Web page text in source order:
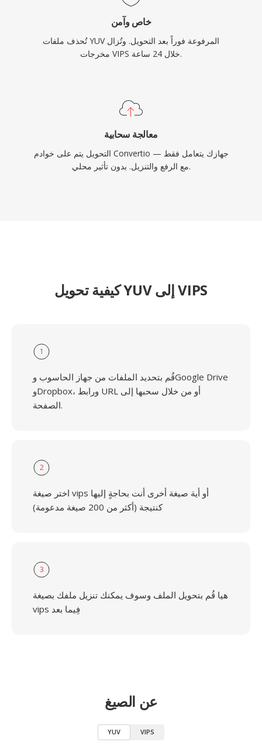
خاص وآمن
تُحذف ملفات YUV المرفوعة فوراً بعد التحويل. وتُزال
مخرجات VIPS خلال 24 ساعة.
معالجة سحابية
التحويل يتم على خوادم Convertio — جهازك يتعامل فقط
مع الرفع والتنزيل. بدون تأثير محلي.
كيفية تحويل YUV إلى VIPS
1
قُم بتحديد الملفات من جهاز الحاسوب وGoogle Drive
وDropbox، ورابط URL أو من خلال سحبها إلى
الصفحة.
2
اختر صيغة vips أو أية صيغة أخرى أنت بحاجةٍ إليها
كنتيجة (أكثر من 200 صيغة مدعومة)
3
هيا قُم بتحويل الملف وسوف يمكنك تنزيل ملفك بصيغة
vips فِيما بعد
عن الصيغ
YUV VIPS